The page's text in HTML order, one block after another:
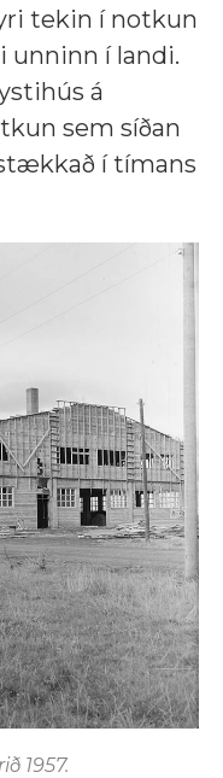
tekin í notkun
unninn í landi.
á
sem síðan
í tímans
1957.